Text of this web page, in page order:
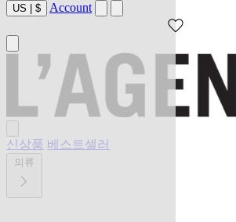
US $ Account
신상품 베스트셀러
의류